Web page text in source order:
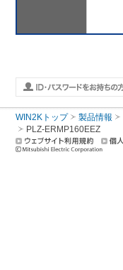
WIN2Kトップ 製品情報
PLZ-ERMP160EEZ